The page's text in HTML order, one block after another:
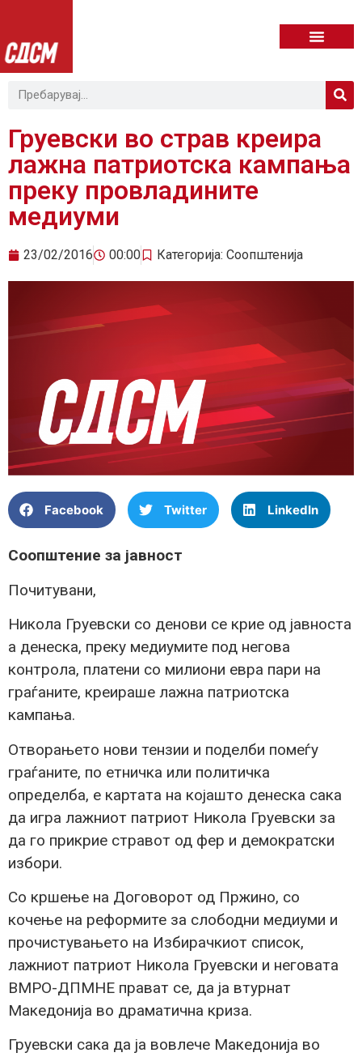
Груевски во страв креира
лажна патриотска кампања
преку провладините
медиуми
23/02/2016 00:00 Категорија: Соопштенија
Facebook Twitter LinkedIn
Соопштение за јавност
Почитувани,
Никола Груевски со денови се крие од јавноста
а денеска, преку медиумите под негова
контрола, платени со милиони евра пари на
граѓаните, креираше лажна патриотска
кампања.
Отворањето нови тензии и поделби помеѓу
граѓаните, по етничка или политичка
определба, е картата на којашто денеска сака
да игра лажниот патриот Никола Груевски за
да го прикрие стравот од фер и демократски
избори.
Со кршење на Договорот од Пржино, со
кочење на реформите за слободни медиуми и
прочистувањето на Избирачкиот список,
лажниот патриот Никола Груевски и неговата
ВМРО-ДПМНЕ прават се, да ја втурнат
Македонија во драматична криза.
Груевски сака да ја вовлече Македонија во